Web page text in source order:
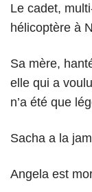
Le cadet,
hélicoptère à
Sa mère,
elle qui a
n’a été que
Sacha a la
Angela est